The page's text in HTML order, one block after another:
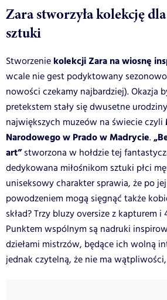
Zara stworzyła kolekcję
sztuki
Stworzenie kolekcji Zara na wiosnę
wcale nie gest podyktowany
nowości czekamy najbardziej). Okazja
pretekstem stały się dwusetne
największych muzeów na świecie czyli
Narodowego w Prado w Madrycie.
art”stworzona w hołdzie tej
dedykowana miłośnikom sztuki płci
uniseksowy charakter sprawia, że po
powodzeniem mogą sięgnąć także
skład? Trzy bluzy oversize z kapturem
Punktem wspólnym są nadruki
dziełami mistrzów, będące ich wolną
jednak czytelną, że nie ma